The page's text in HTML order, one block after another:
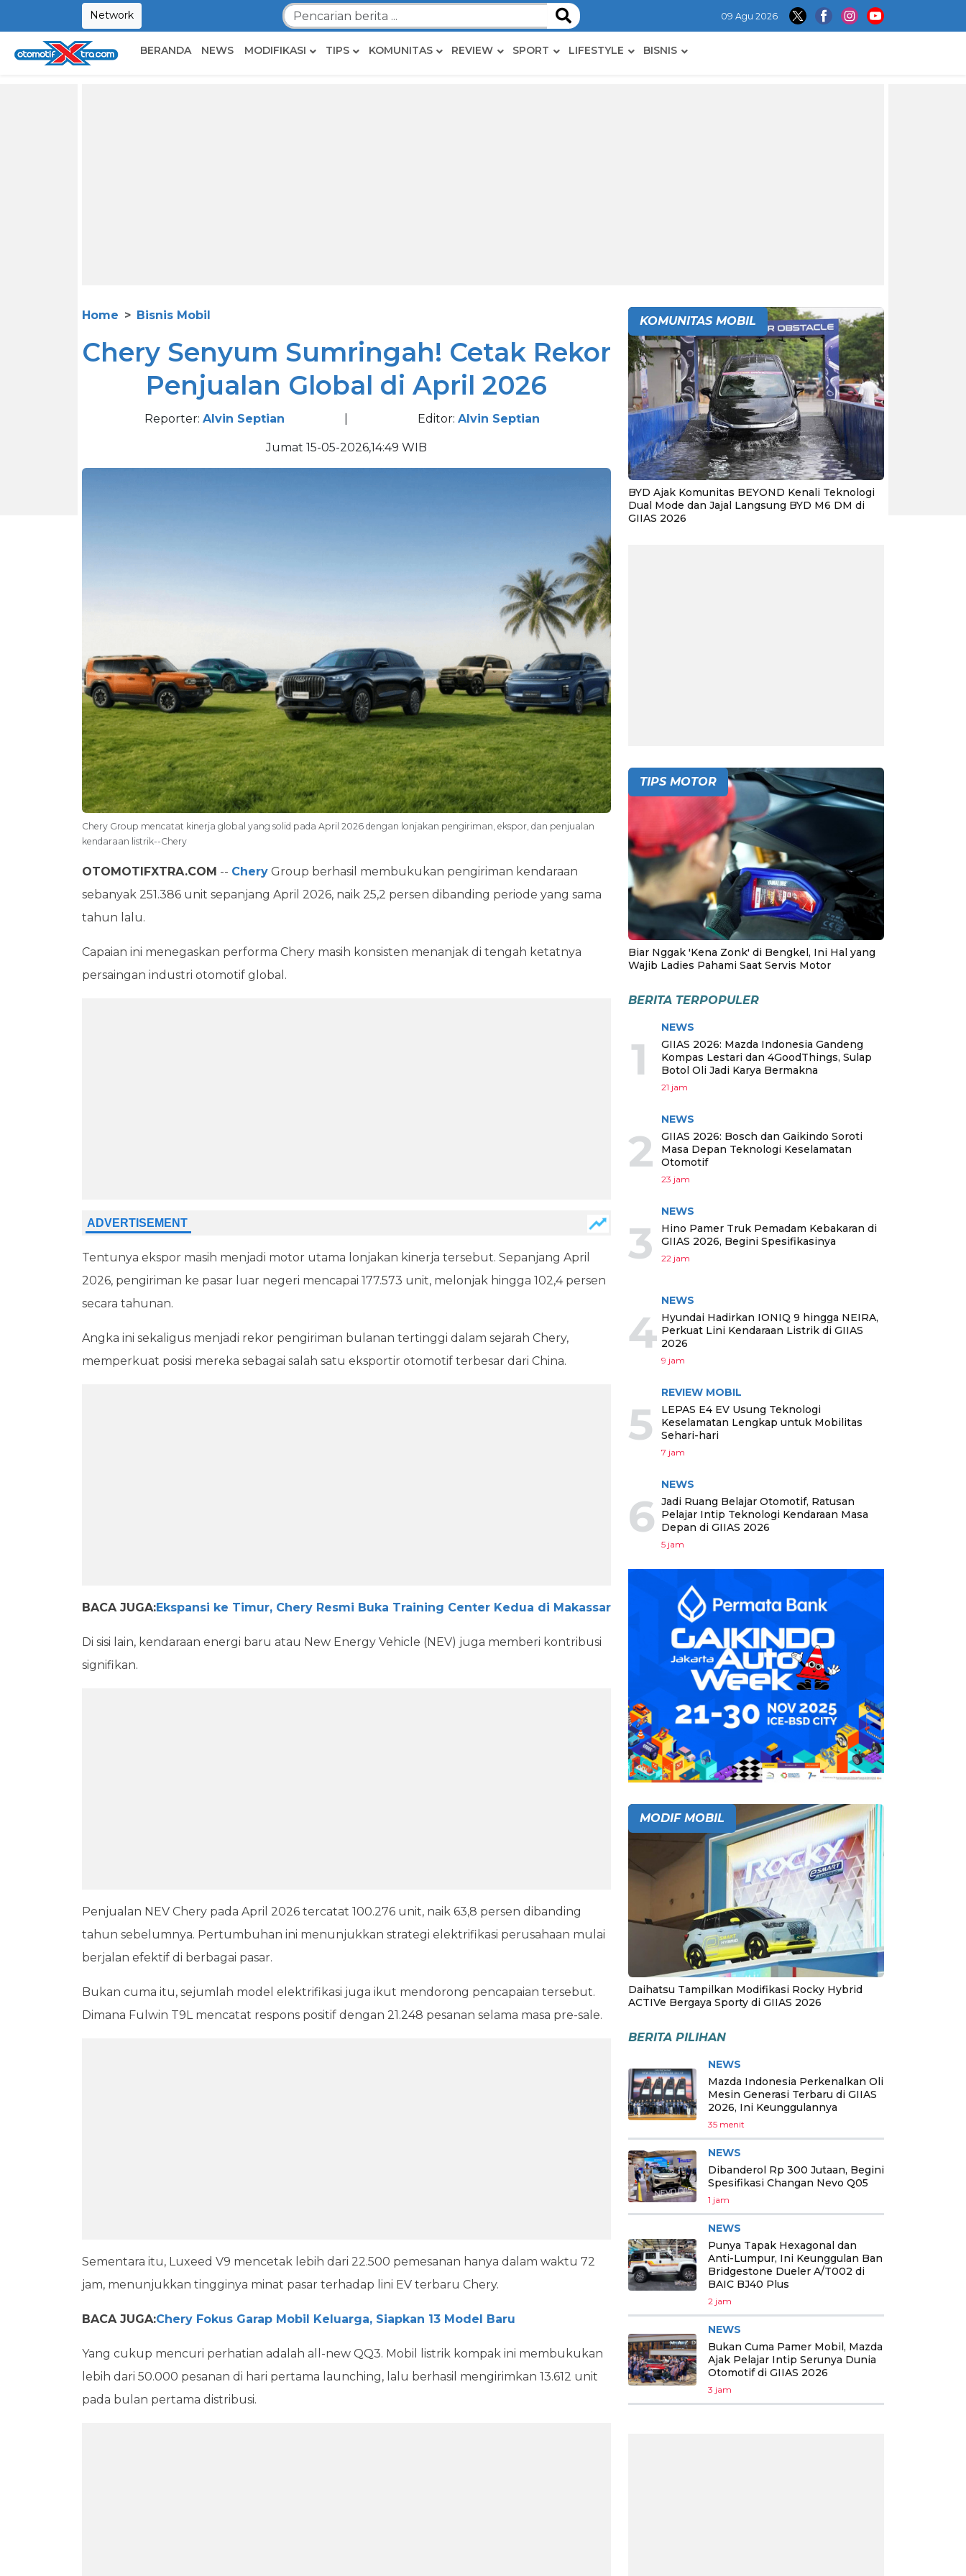
Network 09 Agu 2026
BERANDA NEWS MODIFIKASI TIPS KOMUNITAS REVIEW SPORT LIFESTYLE BISNIS
Home Bisnis Mobil
Chery Senyum Sumringah! Cetak Rekor
Penjualan Global di April 2026
Reporter: Alvin Septian Editor: Alvin Septian
Jumat 15-05-2026,14:49 WIB
Chery Group mencatat kinerja global yang solid pada April 2026 dengan lonjakan pengiriman, ekspor, dan penjualan
kendaraan listrik--Chery
OTOMOTIFXTRA.COM -- Chery Group berhasil membukukan pengiriman kendaraan
sebanyak 251.386 unit sepanjang April 2026, naik 25,2 persen dibanding periode yang sama
tahun lalu.
Capaian ini menegaskan performa Chery masih konsisten menanjak di tengah ketatnya
persaingan industri otomotif global.
Tentunya ekspor masih menjadi motor utama lonjakan kinerja tersebut. Sepanjang April
2026, pengiriman ke pasar luar negeri mencapai 177.573 unit, melonjak hingga 102,4 persen
secara tahunan.
Angka ini sekaligus menjadi rekor pengiriman bulanan tertinggi dalam sejarah Chery,
memperkuat posisi mereka sebagai salah satu eksportir otomotif terbesar dari China.
BACA JUGA:Ekspansi ke Timur, Chery Resmi Buka Training Center Kedua di Makassar
Di sisi lain, kendaraan energi baru atau New Energy Vehicle (NEV) juga memberi kontribusi
signifikan.
Penjualan NEV Chery pada April 2026 tercatat 100.276 unit, naik 63,8 persen dibanding
tahun sebelumnya. Pertumbuhan ini menunjukkan strategi elektrifikasi perusahaan mulai
berjalan efektif di berbagai pasar.
Bukan cuma itu, sejumlah model elektrifikasi juga ikut mendorong pencapaian tersebut.
Dimana Fulwin T9L mencatat respons positif dengan 21.248 pesanan selama masa pre-sale.
Sementara itu, Luxeed V9 mencetak lebih dari 22.500 pemesanan hanya dalam waktu 72
jam, menunjukkan tingginya minat pasar terhadap lini EV terbaru Chery.
BACA JUGA:Chery Fokus Garap Mobil Keluarga, Siapkan 13 Model Baru
Yang cukup mencuri perhatian adalah all-new QQ3. Mobil listrik kompak ini membukukan
lebih dari 50.000 pesanan di hari pertama launching, lalu berhasil mengirimkan 13.612 unit
pada bulan pertama distribusi.
KOMUNITAS MOBIL
BYD Ajak Komunitas BEYOND Kenali Teknologi
Dual Mode dan Jajal Langsung BYD M6 DM di
GIIAS 2026
TIPS MOTOR
Biar Nggak 'Kena Zonk' di Bengkel, Ini Hal yang
Wajib Ladies Pahami Saat Servis Motor
BERITA TERPOPULER
1
NEWS
GIIAS 2026: Mazda Indonesia Gandeng
Kompas Lestari dan 4GoodThings, Sulap
Botol Oli Jadi Karya Bermakna
21 jam
2
NEWS
GIIAS 2026: Bosch dan Gaikindo Soroti
Masa Depan Teknologi Keselamatan
Otomotif
23 jam
3
NEWS
Hino Pamer Truk Pemadam Kebakaran di
GIIAS 2026, Begini Spesifikasinya
22 jam
4
NEWS
Hyundai Hadirkan IONIQ 9 hingga NEIRA,
Perkuat Lini Kendaraan Listrik di GIIAS
2026
9 jam
5
REVIEW MOBIL
LEPAS E4 EV Usung Teknologi
Keselamatan Lengkap untuk Mobilitas
Sehari-hari
7 jam
6
NEWS
Jadi Ruang Belajar Otomotif, Ratusan
Pelajar Intip Teknologi Kendaraan Masa
Depan di GIIAS 2026
5 jam
MODIF MOBIL
Daihatsu Tampilkan Modifikasi Rocky Hybrid
ACTIVe Bergaya Sporty di GIIAS 2026
BERITA PILIHAN
NEWS
Mazda Indonesia Perkenalkan Oli
Mesin Generasi Terbaru di GIIAS
2026, Ini Keunggulannya
35 menit
NEWS
Dibanderol Rp 300 Jutaan, Begini
Spesifikasi Changan Nevo Q05
1 jam
NEWS
Punya Tapak Hexagonal dan
Anti-Lumpur, Ini Keunggulan Ban
Bridgestone Dueler A/T002 di
BAIC BJ40 Plus
2 jam
NEWS
Bukan Cuma Pamer Mobil, Mazda
Ajak Pelajar Intip Serunya Dunia
Otomotif di GIIAS 2026
3 jam